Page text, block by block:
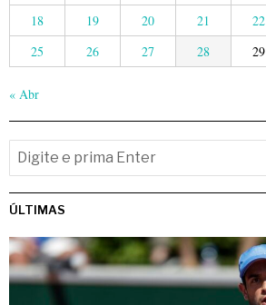
18
19 20 21 22
25
26 27 28 29
« Abr
ÚLTIMAS